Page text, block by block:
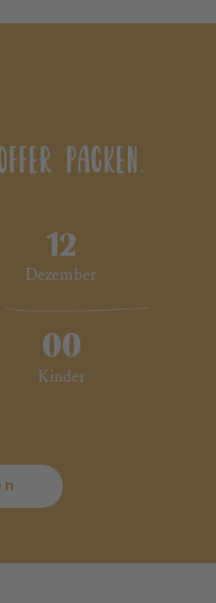
PACKEN.
12
Dezember
Keine Kinder
00
Kinder